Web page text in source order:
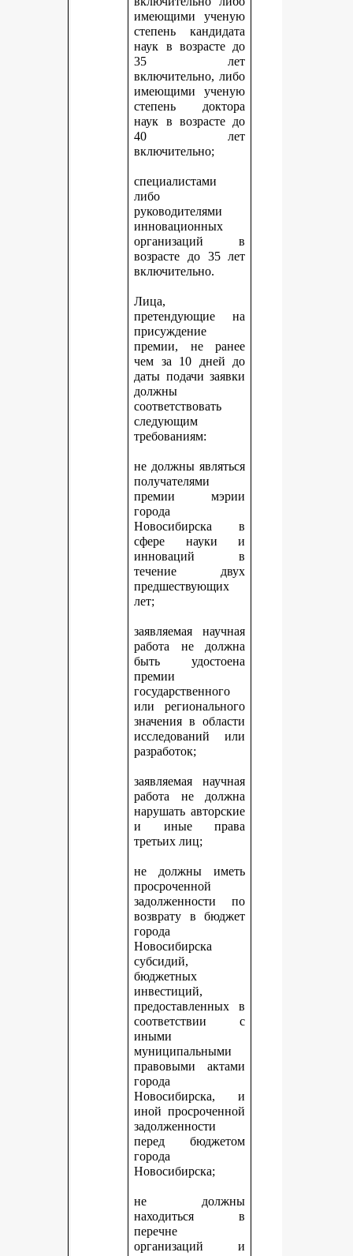
имеющими ученую
степень кандидата
наук в возрасте до
35 лет
включительно, либо
имеющими ученую
степень доктора
наук в возрасте до
40 лет
включительно;
специалистами
либо
руководителями
инновационных
организаций в
возрасте до 35 лет
включительно.
Лица,
претендующие на
присуждение
премии, не ранее
чем за 10 дней до
даты подачи заявки
должны
соответствовать
следующим
требованиям:
не должны являться
получателями
премии мэрии
города
Новосибирска в
сфере науки и
инноваций в
течение двух
предшествующих
лет;
заявляемая научная
работа не должна
быть удостоена
премии
государственного
или регионального
значения в области
исследований или
разработок;
заявляемая научная
работа не должна
нарушать авторские
и иные права
третьих лиц;
не должны иметь
просроченной
задолженности по
возврату в бюджет
города
Новосибирска
субсидий,
бюджетных
инвестиций,
предоставленных в
соответствии с
иными
муниципальными
правовыми актами
города
Новосибирска, и
иной просроченной
задолженности
перед бюджетом
города
Новосибирска;
не должны
находиться в
перечне
организаций и